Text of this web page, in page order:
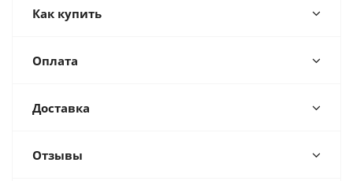
Как купить
Оплата
Доставка
Отзывы